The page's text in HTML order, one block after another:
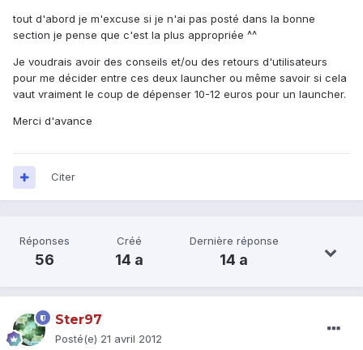
tout d'abord je m'excuse si je n'ai pas posté dans la bonne
section je pense que c'est la plus appropriée ^^
Je voudrais avoir des conseils et/ou des retours d'utilisateurs
pour me décider entre ces deux launcher ou même savoir si cela
vaut vraiment le coup de dépenser 10-12 euros pour un launcher.
Merci d'avance
Citer
Réponses
56
Créé
14 a
Dernière réponse
14 a
Ster97
Posté(e) 21 avril 2012